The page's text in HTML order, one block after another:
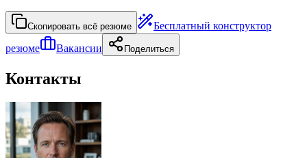
Скопировать всё резюме
Бесплатный конструктор
резюме
Вакансии Поделиться
Контакты